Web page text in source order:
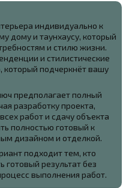
индивидуально к
дому и таунхаусу, который
и стилю жизни.
и стилистические
который подчеркнёт вашу
предполагает полный
разработку проекта,
работ и сдачу объекта
полностью готовый к
дизайном и отделкой.
подходит тем, кто
готовый результат без
выполнения работ.